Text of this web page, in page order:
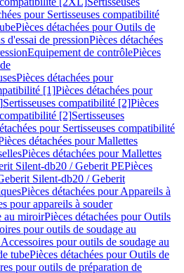
pour Sertisseuses compatibilité
Pièces détachées pour Outils de
d'essai de pressionPièces détachées
Equipement de contrôlePièces
Pièces détachées pour
[1]Pièces détachées pour
Sertisseuses compatibilité [2]Pièces
compatibilité [2]Sertisseuses
pour Sertisseuses compatibilité
détachées pour Mallettes
Pièces détachées pour Mallettes
Silent-db20 / Geberit PEPièces
Silent-db20 / Geberit
Pièces détachées pour Appareils à
pour appareils à souder
au miroirPièces détachées pour Outils
pour outils de soudage au
pour outils de soudage au
tubePièces détachées pour Outils de
pour outils de préparation de